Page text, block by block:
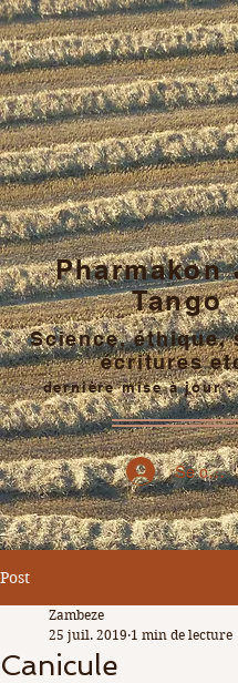
Pharmakon
Tango
Science, éthique,
écritures
dernière mise à jour :
Se
Post
Canicule
Zambeze
25 juil. 2019 1 min de lecture